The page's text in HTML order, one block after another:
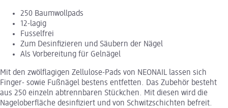
250 Baumwollpads
12-lagig
Fusselfrei
Zum Desinfizieren und Säubern der Nägel
Als Vorbereitung für Gelnägel
Mit den zwölflagigen Zellulose-Pads von NEONAIL lassen sich
Finger- sowie Fußnägel bestens entfetten. Das Zubehör besteht
aus 250 einzeln abtrennbaren Stückchen. Mit diesen wird die
Nageloberfläche desinfiziert und von Schwitzschichten befreit.